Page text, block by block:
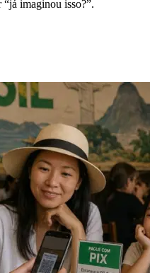
“já imaginou isso?”.